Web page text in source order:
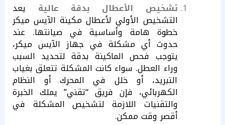
تشخيص الأعطال بدقة عالية يعد
التشخيص الأولي لأعطال مكينة الآيس ميكر
خطوة هامة وأساسية في صيانتها. عند
حدوث أي مشكلة في جهاز الآيس ميكر،
يتوجب فحص الماكينة بدقة لتحديد السبب
وراء العطل. سواء كانت المشكلة تتعلق بغياب
التبريد، أو خلل في المحرك أو النظام
الكهربائي، فإن فريق “تقني” يملك الخبرة
والتقنيات اللازمة لتشخيص المشكلة في
أقصر وقت ممكن.